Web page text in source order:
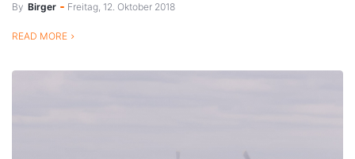
By Birger Freitag, 12. Oktober 2018
READ MORE